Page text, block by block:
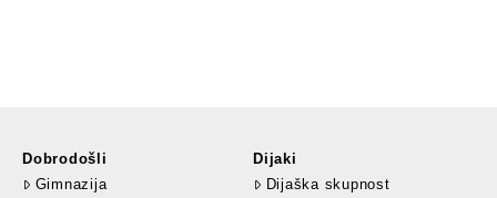
Dobrodošli
Gimnazija
Dijaki
Dijaška skupnost